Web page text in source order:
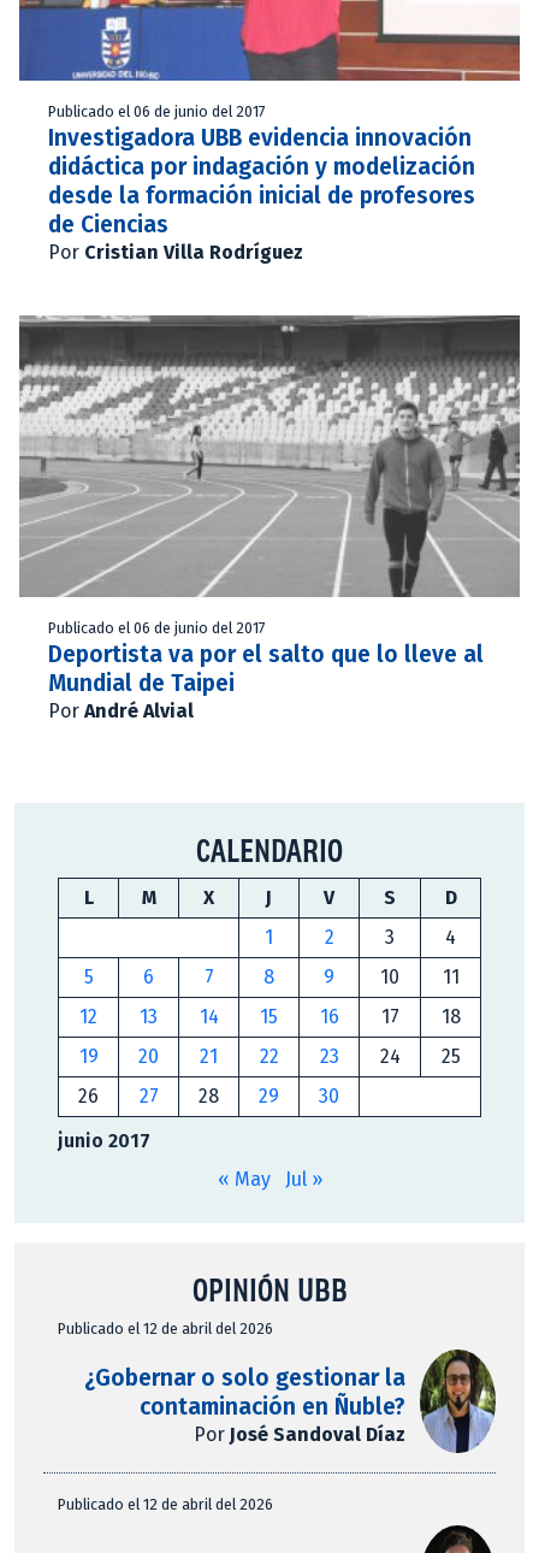
Publicado el 06 de junio del 2017
Investigadora UBB evidencia innovación
didáctica por indagación y modelización
desde la formación inicial de profesores
de Ciencias
Por Cristian Villa Rodríguez
Publicado el 06 de junio del 2017
Deportista va por el salto que lo lleve al
Mundial de Taipei
Por André Alvial
CALENDARIO
junio 2017
L M X J V S
D
1
2 3
4
5
6 7 8 9 10
11
12
13 14 15 16 17
18
19
20 21 22 23 24
25
26
27 28 29 30
« May Jul »
OPINIÓN UBB
Publicado el 12 de abril del 2026
¿Gobernar o solo gestionar la
contaminación en Ñuble?
Por José Sandoval Díaz
Publicado el 12 de abril del 2026